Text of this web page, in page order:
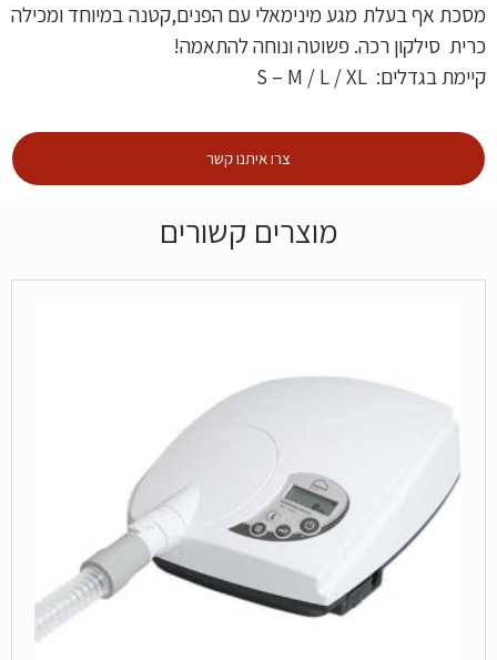
מסכת אף בעלת מגע מינימאלי עם הפנים,קטנה במיוחד ומכילה
כרית סילקון רכה. פשוטה ונוחה להתאמה!
קיימת בגדלים: S – M / L / XL
צרו איתנו קשר
מוצרים קשורים